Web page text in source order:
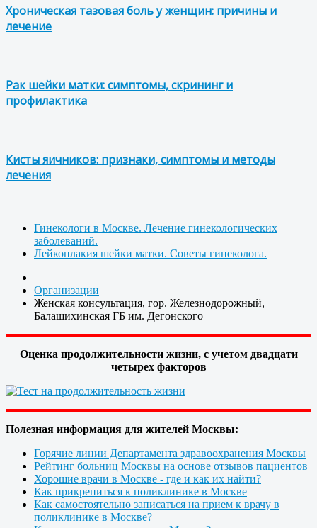
Хроническая тазовая боль у женщин: причины и
лечение
Рак шейки матки: симптомы, скрининг и
профилактика
Кисты яичников: признаки, симптомы и методы
лечения
Гинекологи в Москве. Лечение гинекологических
заболеваний.
Лейкоплакия шейки матки. Советы гинеколога.
Организации
Женская консультация, гор. Железнодорожный,
Балашихинская ГБ им. Дегонского
Оценка продолжительности жизни, с учетом двадцати
четырех факторов
Полезная информация для жителей Москвы:
Горячие линии Департамента здравоохранения Москвы
Рейтинг больниц Москвы на основе отзывов пациентов
Хорошие врачи в Москве - где и как их найти?
Как прикрепиться к поликлинике в Москве
Как самостоятельно записаться на прием к врачу в
поликлинике в Москве?